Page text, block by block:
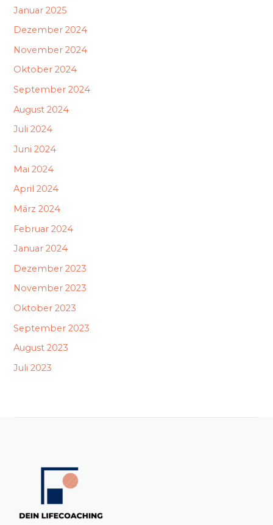
Januar 2025
Dezember 2024
November 2024
Oktober 2024
September 2024
August 2024
Juli 2024
Juni 2024
Mai 2024
April 2024
März 2024
Februar 2024
Januar 2024
Dezember 2023
November 2023
Oktober 2023
September 2023
August 2023
Juli 2023